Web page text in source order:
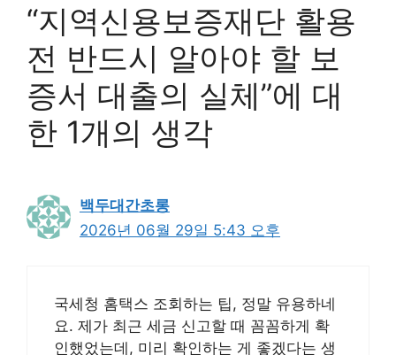
“지역신용보증재단 활용
전 반드시 알아야 할 보
증서 대출의 실체”에 대
한 1개의 생각
백두대간초롱
2026년 06월 29일 5:43 오후
국세청 홈택스 조회하는 팁, 정말 유용하네
요. 제가 최근 세금 신고할 때 꼼꼼하게 확
인했었는데, 미리 확인하는 게 좋겠다는 생